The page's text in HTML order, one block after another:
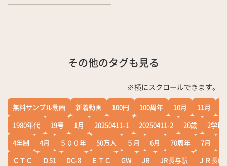
その他のタグも見る
※横にスクロールできます。
無料サンプル動画 新着動画 100円 100周年 10月 11月
1980年代
19号 1月 20250411-1 20250411-2 20歳
2学期
4年制
4月 ５００年 50万人 ５月 6月 70周年 7月
ＣＴＣ
Ｄ51 DC-8 ＥＴＣ GW JR JR長与駅
ＪＲ長崎